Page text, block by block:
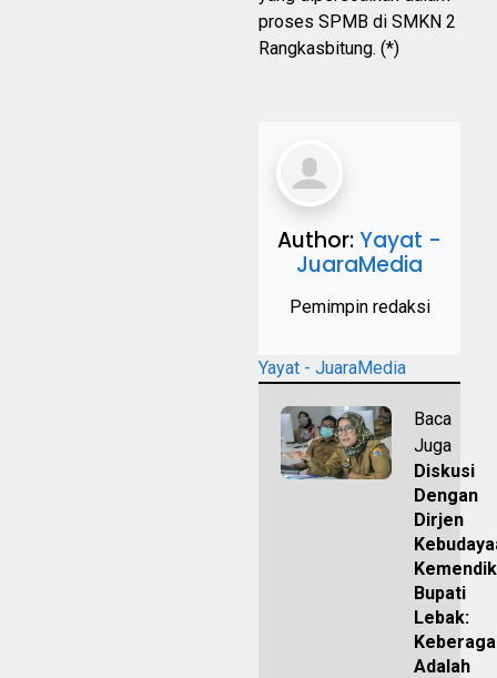
proses SPMB di SMKN 2
Rangkasbitung. (*)
Author:Yayat -
JuaraMedia
Pemimpin redaksi
Yayat - JuaraMedia
Baca
Juga
Diskusi
Dengan
Dirjen
Bupati
Lebak:
Adalah